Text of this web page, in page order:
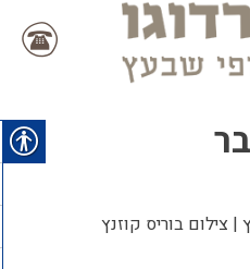
| צילום בוריס קוזנץ